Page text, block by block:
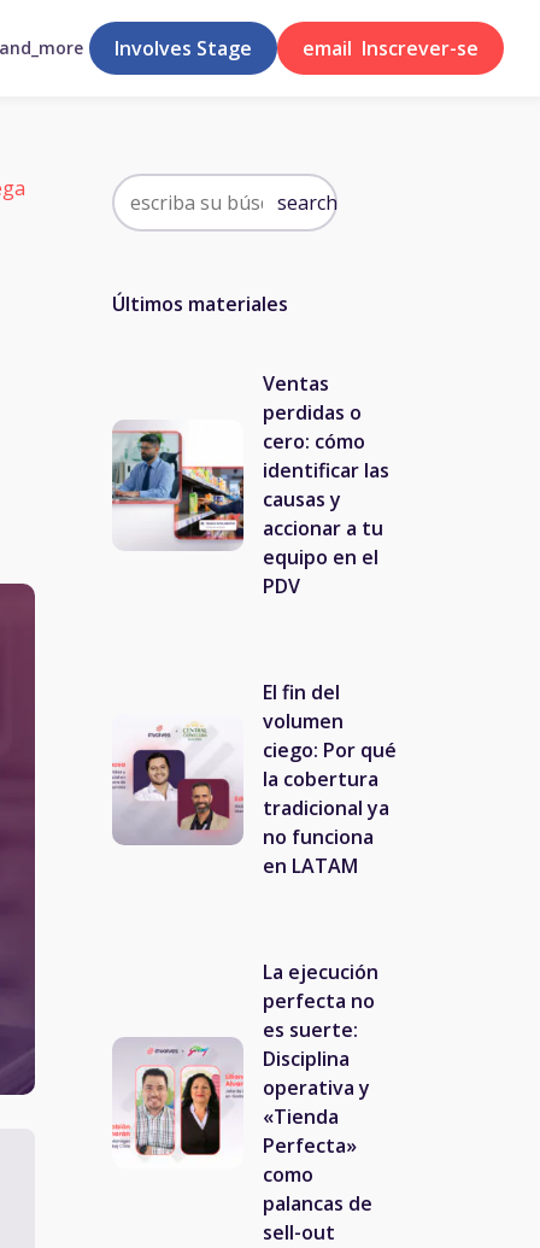
Involves Stage email Inscrever-se
search
Últimos materiales
Ventas
perdidas o
cero: cómo
identificar las
causas y
accionar a tu
equipo en el
PDV
El fin del
volumen
ciego: Por qué
la cobertura
tradicional ya
no funciona
en LATAM
La ejecución
perfecta no
es suerte:
Disciplina
operativa y
«Tienda
Perfecta»
como
palancas de
sell-out